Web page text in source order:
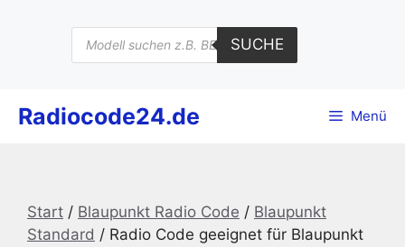
Products
search
SUCHE
Radiocode24.de Menü
Start / Blaupunkt Radio Code / Blaupunkt
Standard / Radio Code geeignet für Blaupunkt